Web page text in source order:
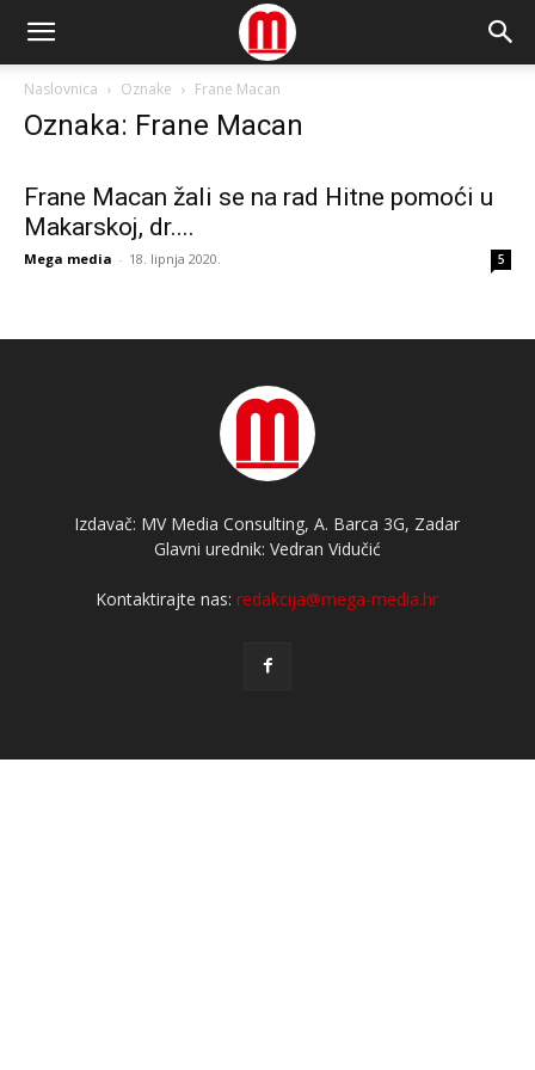
Naslovnica Oznake Frane Macan
Oznaka: Frane Macan
Frane Macan žali se na rad Hitne pomoći u
Makarskoj, dr....
Mega media - 18. lipnja 2020. 5
Izdavač: MV Media Consulting, A. Barca 3G, Zadar
Glavni urednik: Vedran Vidučić
Kontaktirajte nas:redakcija@mega-media.hr